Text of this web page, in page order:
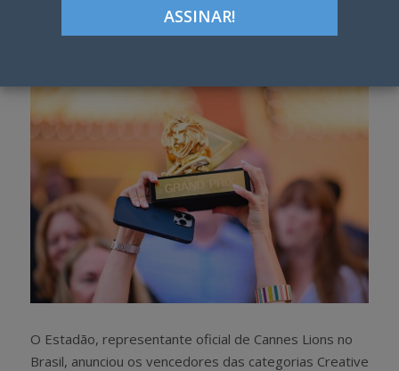
t
Google+
O Estadão, representante oficial de Cannes Lions no
Brasil, anunciou os vencedores das categorias Creative